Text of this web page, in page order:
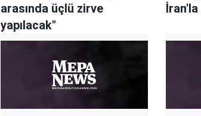
arasında üçlü zirve
yapılacak"